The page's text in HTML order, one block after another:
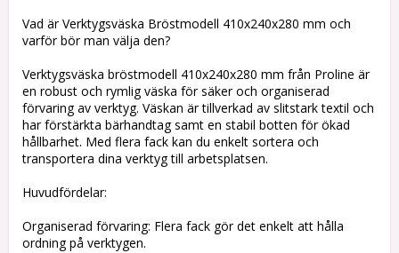
Vad är Verktygsväska Bröstmodell 410x240x280 mm och
varför bör man välja den?
Verktygsväska bröstmodell 410x240x280 mm från Proline är
en robust och rymlig väska för säker och organiserad
förvaring av verktyg. Väskan är tillverkad av slitstark textil och
har förstärkta bärhandtag samt en stabil botten för ökad
hållbarhet. Med flera fack kan du enkelt sortera och
transportera dina verktyg till arbetsplatsen.
Huvudfördelar:
Organiserad förvaring: Flera fack gör det enkelt att hålla
ordning på verktygen.